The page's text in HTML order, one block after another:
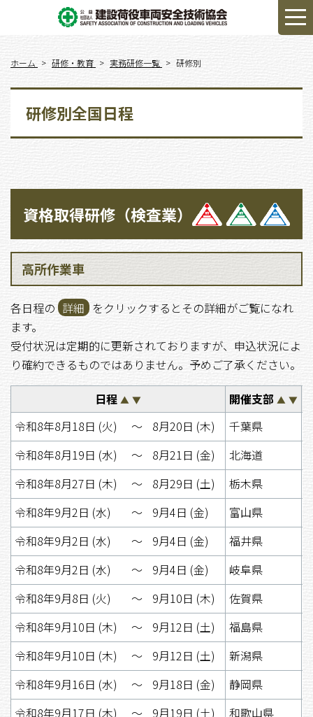
ホーム 研修・教育 実務研修一覧 研修別
研修別全国日程
資格取得研修（検査業）
高所作業車
各日程の 詳細 をクリックするとその詳細がご覧になれ
ます。
受付状況は定期的に更新されておりますが、申込状況によ
り確約できるものではありません。予めご了承ください。
日程 ▲ ▼ 開催支部 ▲ ▼
令和8年8月18日 (火) 〜 8月20日 (木) 千葉県
令和8年8月19日 (水)
〜 8月21日 (金) 北海道
令和8年8月27日 (木)
〜 8月29日 (土) 栃木県
令和8年9月2日 (水)
〜 9月4日 (金) 富山県
令和8年9月2日 (水)
〜 9月4日 (金) 福井県
令和8年9月2日 (水)
〜 9月4日 (金) 岐阜県
令和8年9月8日 (火)
〜 9月10日 (木) 佐賀県
令和8年9月10日 (木)
〜 9月12日 (土) 福島県
令和8年9月10日 (木)
〜 9月12日 (土) 新潟県
令和8年9月16日 (水)
〜 9月18日 (金) 静岡県
令和8年9月17日 (木)
〜 9月19日 (土) 和歌山県